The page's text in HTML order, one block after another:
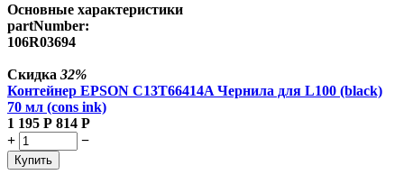
Основные характеристики
partNumber:
106R03694
Скидка 32%
Контейнер EPSON C13T66414A Чернила для L100 (black)
70 мл (cons ink)
1 195 Р 814 Р
+
−
Купить